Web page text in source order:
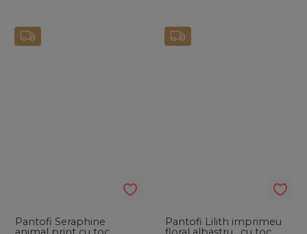
Pantofi Seraphine
Pantofi Lilith imprimeu